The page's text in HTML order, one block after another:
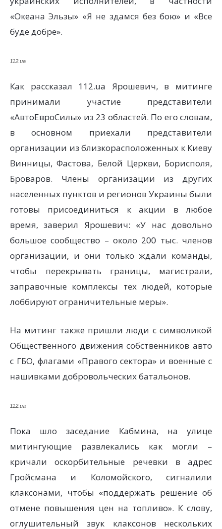
«Океана Эльзы» «Я не здамся без бою» и «Все
буде добре».
112.ua
Как рассказал 112.ua Ярошевич, в митинге
принимали участие представители
«АвтоЕвроСилы» из 23 областей. По его словам,
в основном приехали представители
организации из близкорасположенных к Киеву
Винницы, Фастова, Белой Церкви, Борисполя,
Броваров. Члены организации из других
населенных пунктов и регионов Украины были
готовы присоединиться к акции в любое
время, заверил Ярошевич: «У нас довольно
большое сообщество – около 200 тыс. членов
организации, и они только ждали команды,
чтобы перекрывать границы, магистрали,
заправочные комплексы тех людей, которые
лоббируют ограничительные меры».
На митинг также пришли люди с символикой
Общественного движения собственников авто
с ГБО, флагами «Правого сектора» и военные с
нашивками добровольческих батальонов.
112.ua
Пока шло заседание Кабмина, на улице
митингующие развлекались как могли –
кричали оскорбительные речевки в адрес
Гройсмана и Коломойского, сигналили
клаксонами, чтобы «поддержать решение об
отмене повышения цен на топливо». К слову,
оглушительный звук клаксонов нескольких